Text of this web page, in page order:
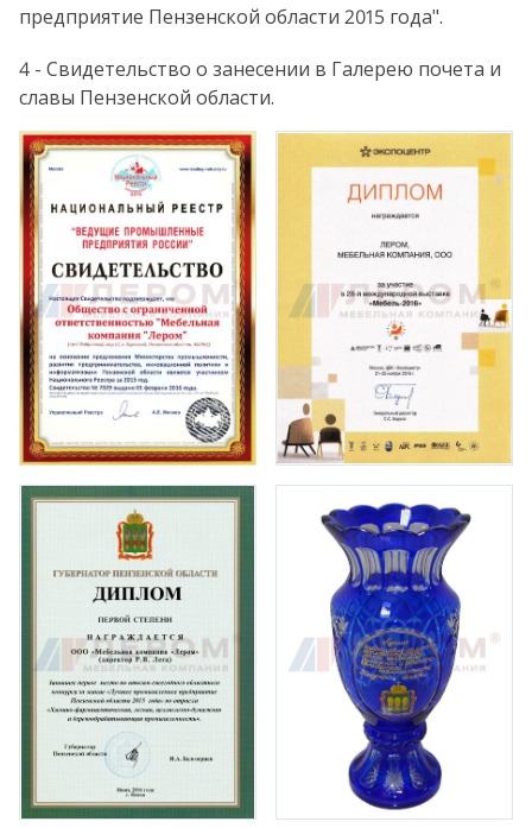
предприятие Пензенской области 2015 года".
4 - Свидетельство о занесении в Галерею почета и
славы Пензенской области.